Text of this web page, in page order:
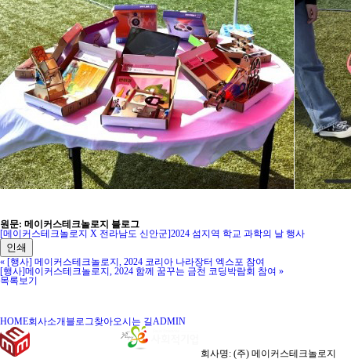
원문: 메이커스테크놀로지 블로그
[메이커스테크놀로지 X 전라남도 신안군]2024 섬지역 학교 과학의 날 행사
인쇄
« [행사] 메이커스테크놀로지, 2024 코리아 나라장터 엑스포 참여
[행사]메이커스테크놀로지, 2024 함께 꿈꾸는 금천 코딩박람회 참여 »
목록보기
HOME회사소개 블로그찾아오시는 길ADMIN
회사명: (주) 메이커스테크놀로지